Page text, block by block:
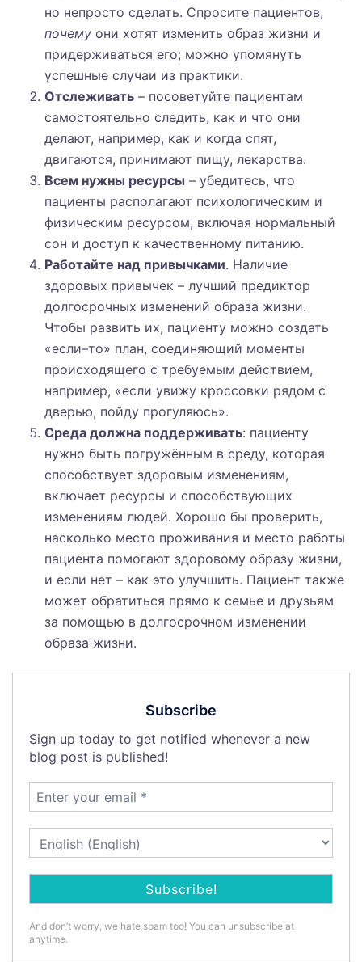
но непросто сделать. Спросите пациентов,
почему они хотят изменить образ жизни и
придерживаться его; можно упомянуть
успешные случаи из практики.
Отслеживать – посоветуйте пациентам
самостоятельно следить, как и что они
делают, например, как и когда спят,
двигаются, принимают пищу, лекарства.
Всем нужны ресурсы – убедитесь, что
пациенты располагают психологическим и
физическим ресурсом, включая нормальный
сон и доступ к качественному питанию.
Работайте над привычками. Наличие
здоровых привычек – лучший предиктор
долгосрочных изменений образа жизни.
Чтобы развить их, пациенту можно создать
«если–то» план, соединяющий моменты
происходящего с требуемым действием,
например, «если увижу кроссовки рядом с
дверью, пойду прогуляюсь».
Среда должна поддерживать: пациенту
нужно быть погружённым в среду, которая
способствует здоровым изменениям,
включает ресурсы и способствующих
изменениям людей. Хорошо бы проверить,
насколько место проживания и место работы
пациента помогают здоровому образу жизни,
и если нет – как это улучшить. Пациент также
может обратиться прямо к семье и друзьям
за помощью в долгосрочном изменении
образа жизни.
Subscribe
Sign up today to get notified whenever a new
blog post is published!
And don’t worry, we hate spam too! You can unsubscribe at
anytime.